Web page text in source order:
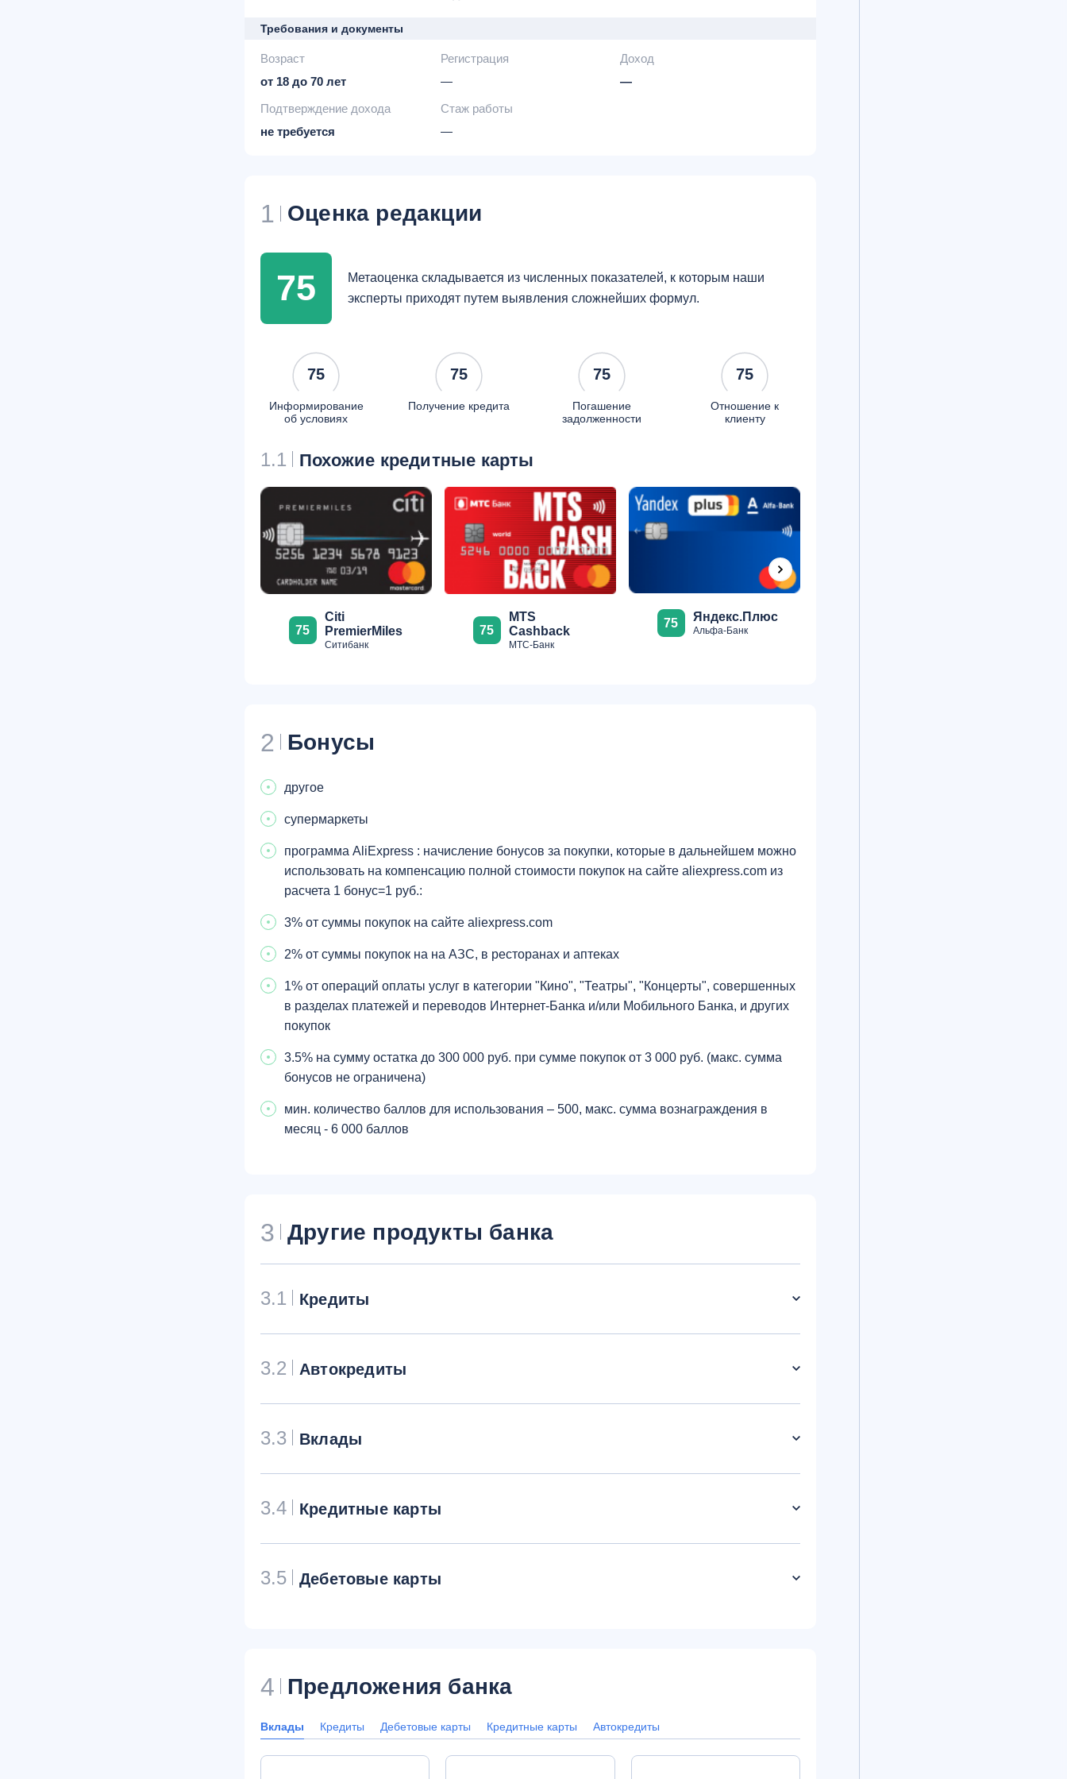
Требования и документы
Возраст
от 18 до 70 лет
Регистрация
—
Доход
—
Подтверждение дохода
не требуется
Стаж работы
—
1 Оценка редакции
75
Метаоценка складывается из численных показателей, к которым наши
эксперты приходят путем выявления сложнейших формул.
75
Информирование
об условиях
75
Получение кредита
75
Погашение
задолженности
75
Отношение к
клиенту
1.1 Похожие кредитные карты
75
Citi
PremierMiles
Ситибанк
75
МТS
Cashback
МТС-Банк
75 Яндекс.Плюс
Альфа-Банк
2 Бонусы
другое
супермаркеты
программа AliExpress : начисление бонусов за покупки, которые в дальнейшем можно
использовать на компенсацию полной стоимости покупок на сайте aliexpress.com из
расчета 1 бонус=1 руб.:
3% от суммы покупок на сайте aliexpress.com
2% от суммы покупок на на АЗС, в ресторанах и аптеках
1% от операций оплаты услуг в категории "Кино", "Театры", "Концерты", совершенных
в разделах платежей и переводов Интернет-Банка и/или Мобильного Банка, и других
покупок
3.5% на сумму остатка до 300 000 руб. при сумме покупок от 3 000 руб. (макс. сумма
бонусов не ограничена)
мин. количество баллов для использования – 500, макс. сумма вознаграждения в
месяц - 6 000 баллов
3 Другие продукты банка
3.1 Кредиты
3.2 Автокредиты
3.3 Вклады
3.4 Кредитные карты
3.5 Дебетовые карты
4 Предложения банка
Вклады Кредиты Дебетовые карты Кредитные карты Автокредиты